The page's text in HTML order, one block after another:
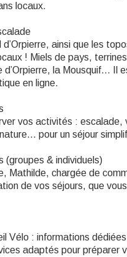
locaux.
ainsi que les
! Miels de pays,
d’Orpierre, la Mousquif… Il
en ligne.
vos activités :
pour un séjour
(groupes & individuels)
Mathilde, chargée de
de vos séjours, que
Vélo : informations
adaptés pour préparer